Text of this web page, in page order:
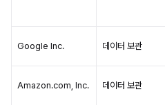
Google Inc. 데이터 보관
Amazon.com, Inc. 데이터 보관